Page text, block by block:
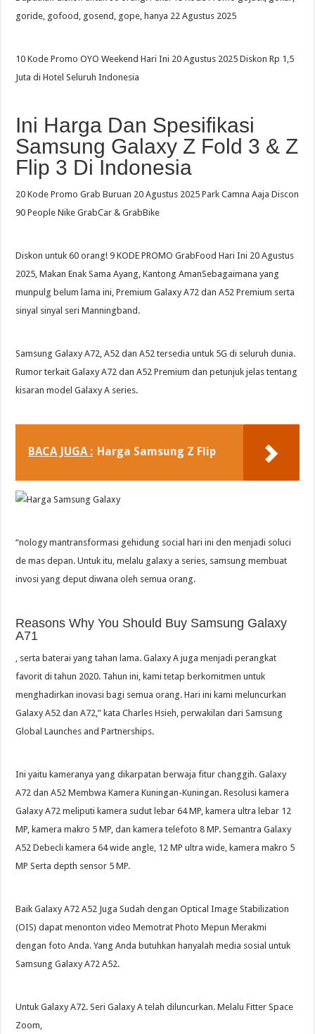
goride, gofood, gosend, gope, hanya 22 Agustus 2025
10 Kode Promo OYO Weekend Hari Ini 20 Agustus 2025 Diskon Rp 1,5
Juta di Hotel Seluruh Indonesia
Ini Harga Dan Spesifikasi
Samsung Galaxy Z Fold 3 & Z
Flip 3 Di Indonesia
20 Kode Promo Grab Buruan 20 Agustus 2025 Park Camna Aaja Discon
90 People Nike GrabCar & GrabBike
Diskon untuk 60 orang! 9 KODE PROMO GrabFood Hari Ini 20 Agustus
2025, Makan Enak Sama Ayang, Kantong AmanSebagaimana yang
munpulg belum lama ini, Premium Galaxy A72 dan A52 Premium serta
sinyal sinyal seri Manningband.
Samsung Galaxy A72, A52 dan A52 tersedia untuk 5G di seluruh dunia.
Rumor terkait Galaxy A72 dan A52 Premium dan petunjuk jelas tentang
kisaran model Galaxy A series.
BACA JUGA : Harga Samsung Z Flip
“nology mantransformasi gehidung social hari ini den menjadi soluci
de mas depan. Untuk itu, melalu galaxy a series, samsung membuat
invosi yang deput diwana oleh semua orang.
Reasons Why You Should Buy Samsung Galaxy
A71
, serta baterai yang tahan lama. Galaxy A juga menjadi perangkat
favorit di tahun 2020. Tahun ini, kami tetap berkomitmen untuk
menghadirkan inovasi bagi semua orang. Hari ini kami meluncurkan
Galaxy A52 dan A72,” kata Charles Hsieh, perwakilan dari Samsung
Global Launches and Partnerships.
Ini yaitu kameranya yang dikarpatan berwaja fitur changgih. Galaxy
A72 dan A52 Membwa Kamera Kuningan-Kuningan. Resolusi kamera
Galaxy A72 meliputi kamera sudut lebar 64 MP, kamera ultra lebar 12
MP, kamera makro 5 MP, dan kamera telefoto 8 MP. Semantra Galaxy
A52 Debecli kamera 64 wide angle, 12 MP ultra wide, kamera makro 5
MP Serta depth sensor 5 MP.
Baik Galaxy A72 A52 Juga Sudah dengan Optical Image Stabilization
(OIS) dapat menonton video Memotrat Photo Mepun Merakmi
dengan foto Anda. Yang Anda butuhkan hanyalah media sosial untuk
Samsung Galaxy A72 A52.
Untuk Galaxy A72. Seri Galaxy A telah diluncurkan. Melalu Fitter Space
Zoom,